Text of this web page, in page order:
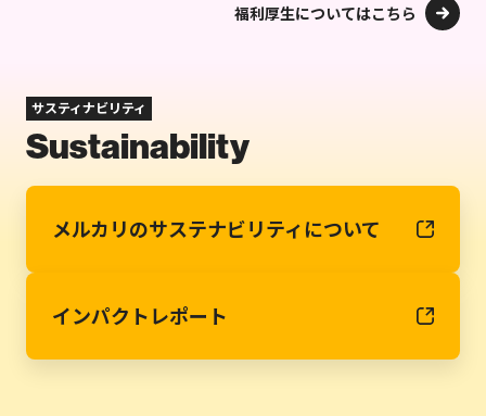
福利厚生についてはこちら
サスティナビリティ
Sustainability
メルカリのサステナビリティについて
インパクトレポート